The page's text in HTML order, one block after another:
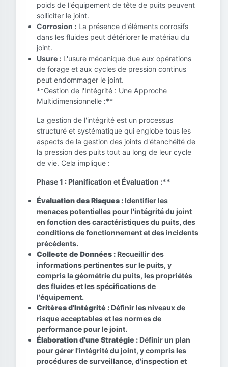
poids de l'équipement de tête de puits peuvent
solliciter le joint.
Corrosion : La présence d'éléments corrosifs
dans les fluides peut détériorer le matériau du
joint.
Usure : L'usure mécanique due aux opérations
de forage et aux cycles de pression continus
peut endommager le joint.
**Gestion de l'Intégrité : Une Approche
Multidimensionnelle :**
La gestion de l'intégrité est un processus
structuré et systématique qui englobe tous les
aspects de la gestion des joints d'étanchéité de
la pression des puits tout au long de leur cycle
de vie. Cela implique :
Phase 1 : Planification et Évaluation :**
Évaluation des Risques : Identifier les
menaces potentielles pour l'intégrité du joint
en fonction des caractéristiques du puits, des
conditions de fonctionnement et des incidents
précédents.
Collecte de Données : Recueillir des
informations pertinentes sur le puits, y
compris la géométrie du puits, les propriétés
des fluides et les spécifications de
l'équipement.
Critères d'Intégrité : Définir les niveaux de
risque acceptables et les normes de
performance pour le joint.
Élaboration d'une Stratégie : Définir un plan
pour gérer l'intégrité du joint, y compris les
procédures de surveillance, d'inspection et